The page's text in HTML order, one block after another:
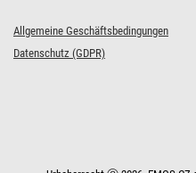
Allgemeine Geschäftsbedingungen
Datenschutz (GDPR)